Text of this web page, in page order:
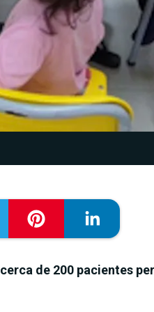
cerca de 200 pacientes